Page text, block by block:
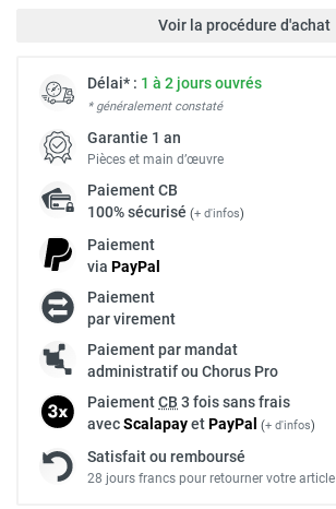
Voir la procédure d'achat
Délai* : 1 à 2 jours ouvrés
* généralement constaté
Garantie 1 an
Pièces et main d’œuvre
PaiementCB
100% sécurisé (+ d'infos)
Paiement
via PayPal
Paiement
par virement
Paiement par mandat
administratif ou Chorus Pro
PaiementCB 3 fois sans frais
avecScalapayetPayPal (+ d'infos)
Satisfait ou remboursé
28 jours francs pour retourner votre article